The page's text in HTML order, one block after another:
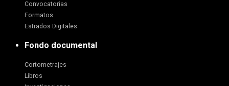
Convocatorias
Formatos
Estrados Digitales
Fondo documental
Cortometrajes
Libros